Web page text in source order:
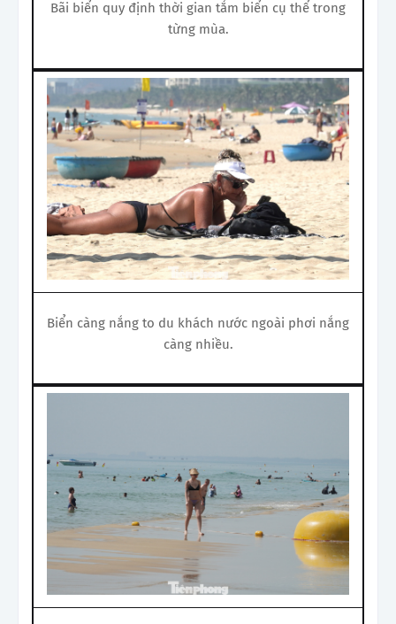
Bãi biển quy định thời gian tắm biển cụ thể trong
từng mùa.
Biển càng nắng to du khách nước ngoài phơi nắng
càng nhiều.